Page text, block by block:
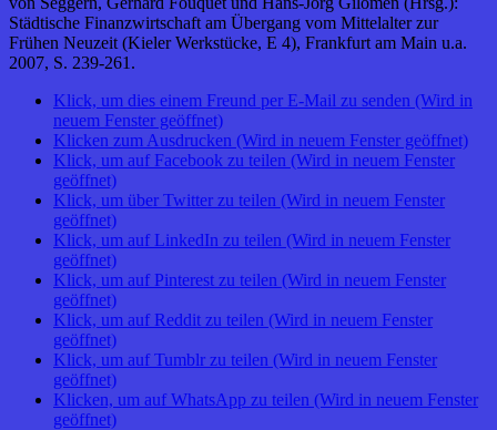
Städtische Finanzwirtschaft am Übergang vom Mittelalter zur
Frühen Neuzeit (Kieler Werkstücke, E 4), Frankfurt am Main u.a.
2007, S. 239-261.
Klick, um dies einem Freund per E-Mail zu senden (Wird in
neuem Fenster geöffnet)
Klicken zum Ausdrucken (Wird in neuem Fenster geöffnet)
Klick, um auf Facebook zu teilen (Wird in neuem Fenster
geöffnet)
Klick, um über Twitter zu teilen (Wird in neuem Fenster
geöffnet)
Klick, um auf LinkedIn zu teilen (Wird in neuem Fenster
geöffnet)
Klick, um auf Pinterest zu teilen (Wird in neuem Fenster
geöffnet)
Klick, um auf Reddit zu teilen (Wird in neuem Fenster
geöffnet)
Klick, um auf Tumblr zu teilen (Wird in neuem Fenster
geöffnet)
Klicken, um auf WhatsApp zu teilen (Wird in neuem Fenster
geöffnet)